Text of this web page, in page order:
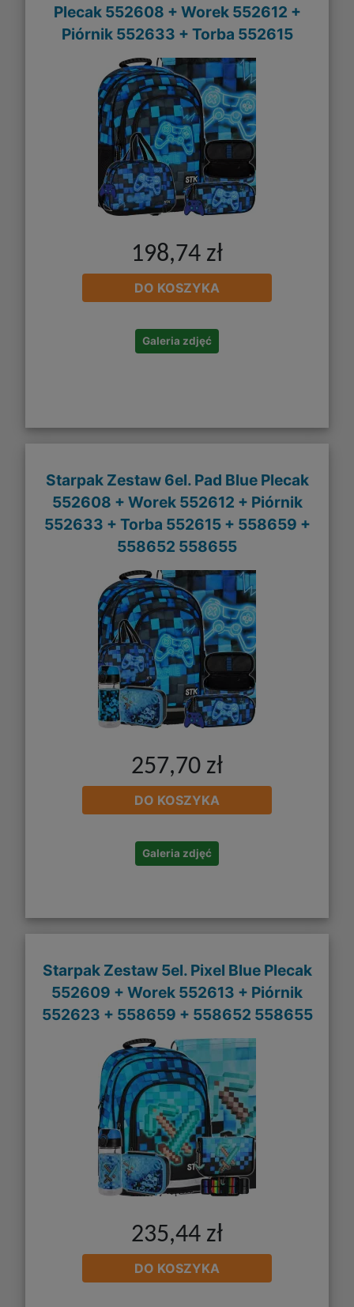
Plecak 552608 + Worek 552612 +
Piórnik 552633 + Torba 552615
198,74 zł
DO KOSZYKA
Galeria zdjęć
Starpak Zestaw 6el. Pad Blue Plecak
552608 + Worek 552612 + Piórnik
552633 + Torba 552615 + 558659 +
558652 558655
257,70 zł
DO KOSZYKA
Galeria zdjęć
Starpak Zestaw 5el. Pixel Blue Plecak
552609 + Worek 552613 + Piórnik
552623 + 558659 + 558652 558655
235,44 zł
DO KOSZYKA